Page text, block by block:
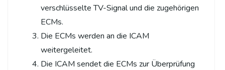
verschlüsselte TV-Signal und die zugehörigen
ECMs.
Die ECMs werden an die ICAM
weitergeleitet.
Die ICAM sendet die ECMs zur Überprüfung